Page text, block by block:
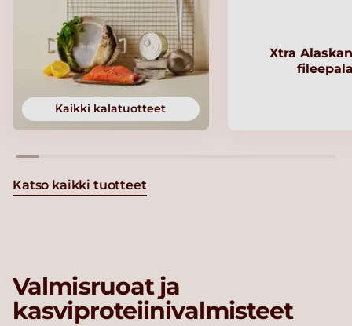
Kaikki kalatuotteet
Xtra
Katso kaikki tuotteet
Valmisruoat ja
kasviproteiinivalmisteet